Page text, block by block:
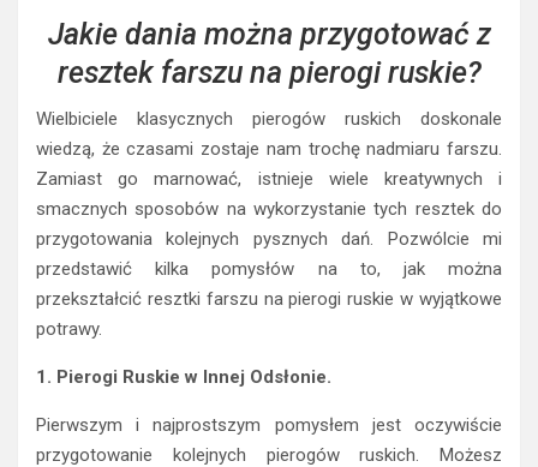
Jakie dania można przygotować z
resztek farszu na pierogi ruskie?
Wielbiciele klasycznych pierogów ruskich doskonale
wiedzą, że czasami zostaje nam trochę nadmiaru farszu.
Zamiast go marnować, istnieje wiele kreatywnych i
smacznych sposobów na wykorzystanie tych resztek do
przygotowania kolejnych pysznych dań. Pozwólcie mi
przedstawić kilka pomysłów na to, jak można
przekształcić resztki farszu na pierogi ruskie w wyjątkowe
potrawy.
1. Pierogi Ruskie w Innej Odsłonie.
Pierwszym i najprostszym pomysłem jest oczywiście
przygotowanie kolejnych pierogów ruskich. Możesz